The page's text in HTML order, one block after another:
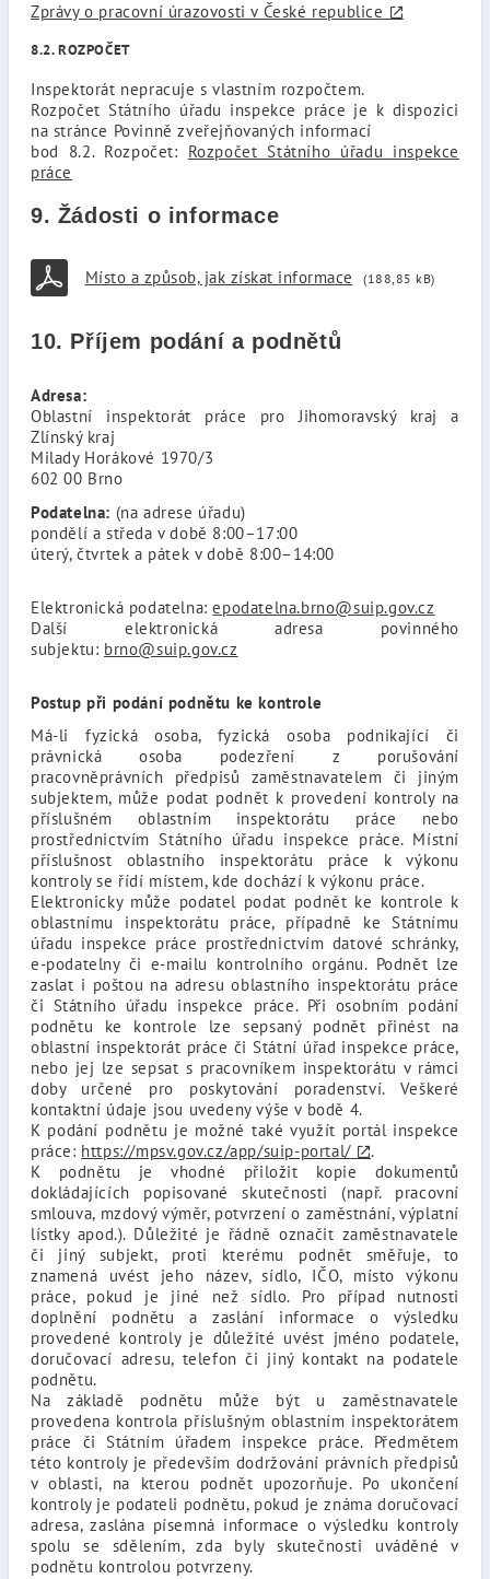
Zprávy o pracovní úrazovosti v České republice
8.2. ROZPOČET
Inspektorát nepracuje s vlastním rozpočtem.
Rozpočet Státního úřadu inspekce práce je k dispozici
na stránce Povinně zveřejňovaných informací
bod 8.2. Rozpočet: Rozpočet Státního úřadu inspekce
práce
9. Žádosti o informace
Místo a způsob, jak získat informace (188,85 kB)
10. Příjem podání a podnětů
Adresa:
Oblastní inspektorát práce pro Jihomoravský kraj a
Zlínský kraj
Milady Horákové 1970/3
602 00 Brno
Podatelna: (na adrese úřadu)
pondělí a středa v době 8:00–17:00
úterý, čtvrtek a pátek v době 8:00–14:00
Elektronická podatelna:epodatelna.brno@suip.gov.cz
Další elektronická adresa povinného
subjektu: brno@suip.gov.cz
Postup při podání podnětu ke kontrole
Má-li fyzická osoba, fyzická osoba podnikající či
právnická osoba podezření z porušování
pracovněprávních předpisů zaměstnavatelem či jiným
subjektem, může podat podnět k provedení kontroly na
příslušném oblastním inspektorátu práce nebo
prostřednictvím Státního úřadu inspekce práce. Místní
příslušnost oblastního inspektorátu práce k výkonu
kontroly se řídí místem, kde dochází k výkonu práce.
Elektronicky může podatel podat podnět ke kontrole k
oblastnímu inspektorátu práce, případně ke Státnímu
úřadu inspekce práce prostřednictvím datové schránky,
e-podatelny či e-mailu kontrolního orgánu. Podnět lze
zaslat i poštou na adresu oblastního inspektorátu práce
či Státního úřadu inspekce práce. Při osobním podání
podnětu ke kontrole lze sepsaný podnět přinést na
oblastní inspektorát práce či Státní úřad inspekce práce,
nebo jej lze sepsat s pracovníkem inspektorátu v rámci
doby určené pro poskytování poradenství. Veškeré
kontaktní údaje jsou uvedeny výše v bodě 4.
K podání podnětu je možné také využít portál inspekce
práce: https://mpsv.gov.cz/app/suip-portal/
.
K podnětu je vhodné přiložit kopie dokumentů
dokládajících popisované skutečnosti (např. pracovní
smlouva, mzdový výměr, potvrzení o zaměstnání, výplatní
lístky apod.). Důležité je řádně označit zaměstnavatele
či jiný subjekt, proti kterému podnět směřuje, to
znamená uvést jeho název, sídlo, IČO, místo výkonu
práce, pokud je jiné než sídlo. Pro případ nutnosti
doplnění podnětu a zaslání informace o výsledku
provedené kontroly je důležité uvést jméno podatele,
doručovací adresu, telefon či jiný kontakt na podatele
podnětu.
Na základě podnětu může být u zaměstnavatele
provedena kontrola příslušným oblastním inspektorátem
práce či Státním úřadem inspekce práce. Předmětem
této kontroly je především dodržování právních předpisů
v oblasti, na kterou podnět upozorňuje. Po ukončení
kontroly je podateli podnětu, pokud je známa doručovací
adresa, zaslána písemná informace o výsledku kontroly
spolu se sdělením, zda byly skutečnosti uváděné v
podnětu kontrolou potvrzeny.